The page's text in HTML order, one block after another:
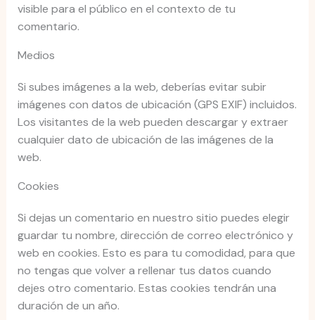
visible para el público en el contexto de tu
comentario.
Medios
Si subes imágenes a la web, deberías evitar subir
imágenes con datos de ubicación (GPS EXIF) incluidos.
Los visitantes de la web pueden descargar y extraer
cualquier dato de ubicación de las imágenes de la
web.
Cookies
Si dejas un comentario en nuestro sitio puedes elegir
guardar tu nombre, dirección de correo electrónico y
web en cookies. Esto es para tu comodidad, para que
no tengas que volver a rellenar tus datos cuando
dejes otro comentario. Estas cookies tendrán una
duración de un año.